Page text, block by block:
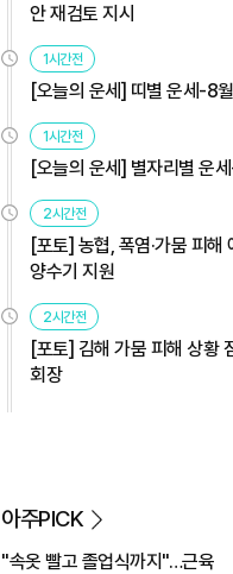
안 재검토 지시
1시간전
[오늘의 운세] 띠별 운세-8
1시간전
[오늘의 운세] 별자리별 운
2시간전
[포토] 농협, 폭염·가뭄 피해
양수기 지원
2시간전
[포토] 김해 가뭄 피해 상황
회장
아주PICK
"속옷 빨고 졸업식까지"…근육